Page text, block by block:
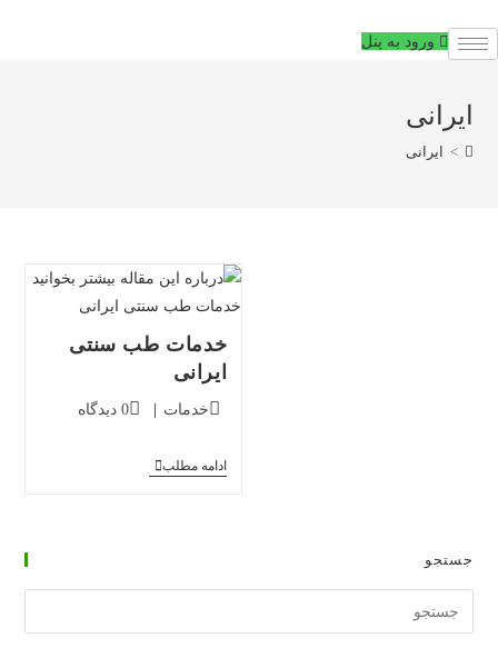
به
ورود به پنل
ایرانی
> ایرانی
خدمات طب سنتی
ایرانی
دسته‌بندی
خدمات
دیدگاه‌های
0 دیدگاه
ادامه مطلبخدمات
جستجو
وبسایت